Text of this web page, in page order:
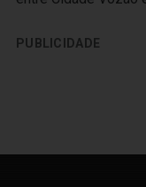
PUBLICIDADE